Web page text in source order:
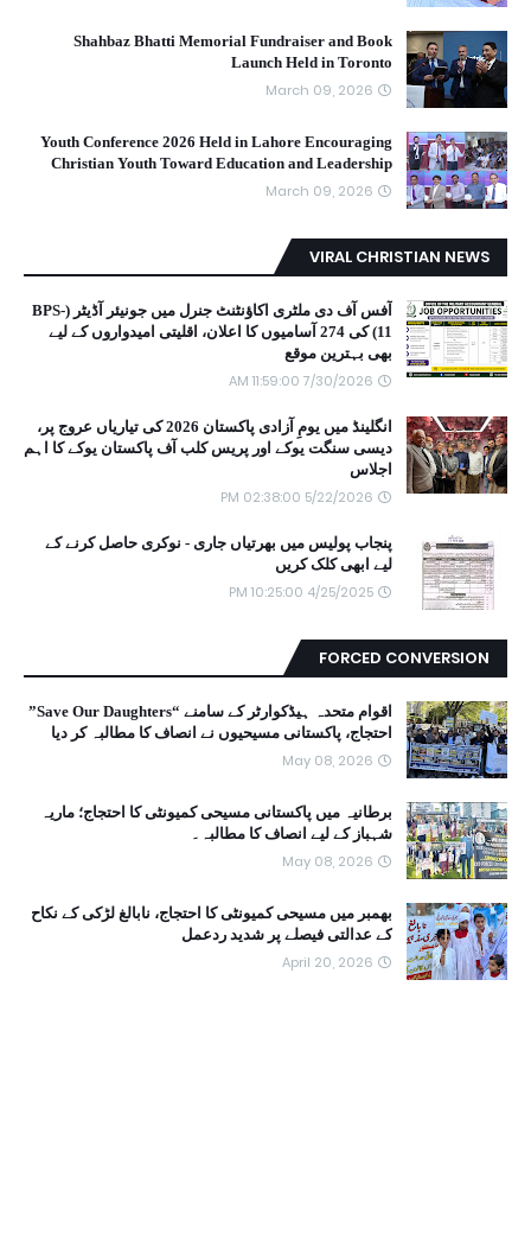
Shahbaz Bhatti Memorial Fundraiser and Book
Launch Held in Toronto
March 09, 2026
Youth Conference 2026 Held in Lahore Encouraging
Christian Youth Toward Education and Leadership
March 09, 2026
VIRAL CHRISTIAN NEWS
آفس آف دی ملٹری اکاؤنٹنٹ جنرل میں جونیئر آڈیٹر (BPS-
11) کی 274 آسامیوں کا اعلان، اقلیتی امیدواروں کے لیے
بھی بہترین موقع
7/30/2026 11:59:00 AM
انگلینڈ میں یومِ آزادی پاکستان 2026 کی تیاریاں عروج پر،
دیسی سنگت یوکے اور پریس کلب آف پاکستان یوکے کا اہم
اجلاس
5/22/2026 02:38:00 PM
پنجاب پولیس میں بھرتیاں جاری - نوکری حاصل کرنے کے
لیے ابھی کلک کریں
4/25/2025 10:25:00 PM
FORCED CONVERSION
اقوام متحدہ ہیڈکوارٹر کے سامنے “Save Our Daughters”
احتجاج، پاکستانی مسیحیوں نے انصاف کا مطالبہ کر دیا
May 08, 2026
برطانیہ میں پاکستانی مسیحی کمیونٹی کا احتجاج؛ ماریہ
شہباز کے لیے انصاف کا مطالبہ۔
May 08, 2026
بھمبر میں مسیحی کمیونٹی کا احتجاج، نابالغ لڑکی کے نکاح
کے عدالتی فیصلے پر شدید ردعمل
April 20, 2026